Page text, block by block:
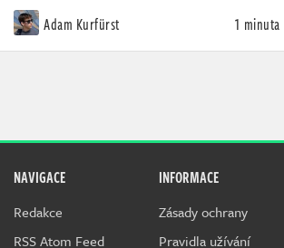
Adam Kurfürst 1 minuta
NAVIGACE
Redakce
RSS Atom Feed
INFORMACE
Zásady ochrany
Pravidla užívání